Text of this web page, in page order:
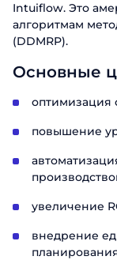
Intuiflow. Это
алгоритмам
(DDMRP).
Основные
оптимизация
повышение
увеличение
внедрение